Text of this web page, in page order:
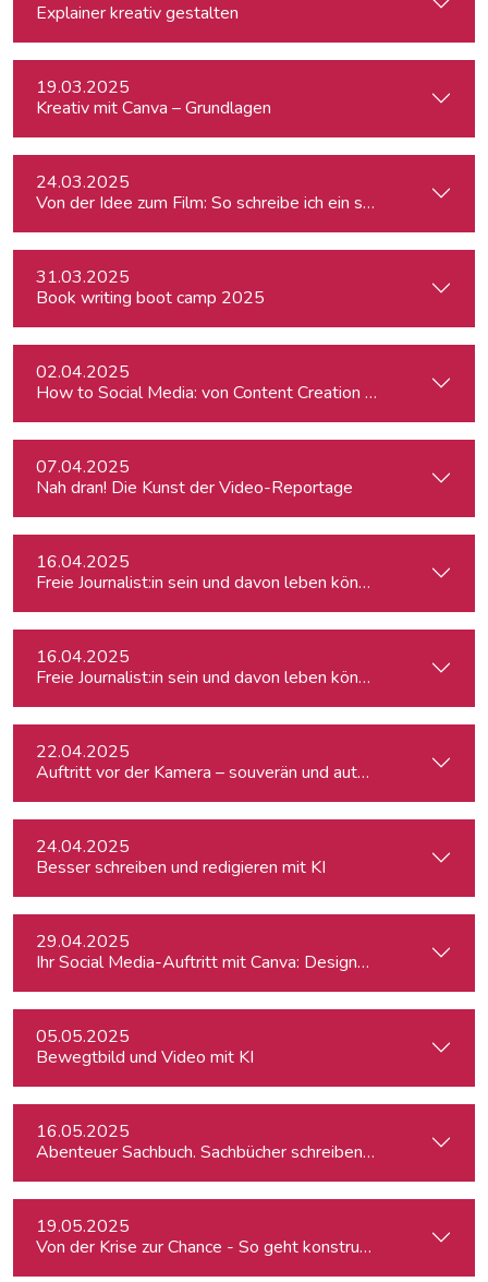
Explainer kreativ gestalten
19.03.2025
Kreativ mit Canva – Grundlagen
24.03.2025
Von der Idee zum Film: So schreibe ich ein schlüssiges
31.03.2025
Book writing boot camp 2025
02.04.2025
How to Social Media: von Content Creation bis zum
07.04.2025
Nah dran! Die Kunst der Video-Reportage
16.04.2025
Freie Journalist:in sein und davon leben können: So geht's
16.04.2025
Freie Journalist:in sein und davon leben können: So geht's
22.04.2025
Auftritt vor der Kamera – souverän und authentisch
24.04.2025
Besser schreiben und redigieren mit KI
29.04.2025
Ihr Social Media-Auftritt mit Canva: Designs, die begeistern
05.05.2025
Bewegtbild und Video mit KI
16.05.2025
Abenteuer Sachbuch. Sachbücher schreiben für
19.05.2025
Von der Krise zur Chance - So geht konstruktiver